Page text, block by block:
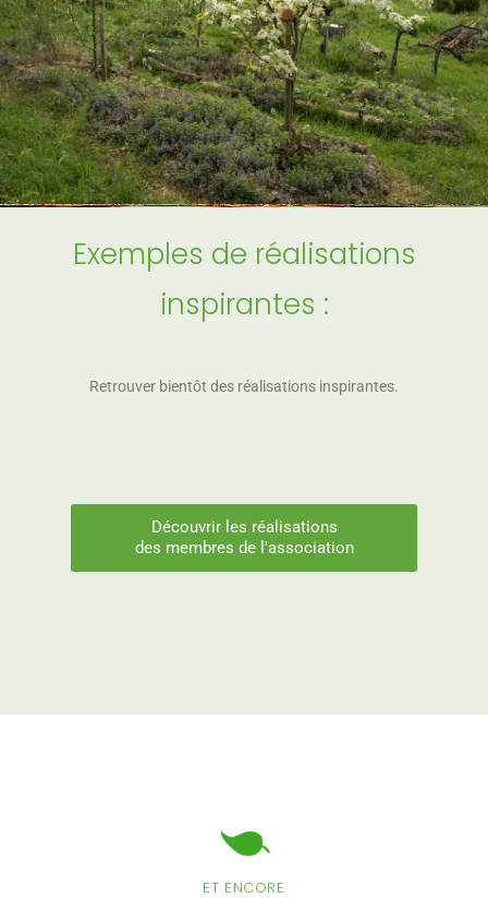
Exemples de réalisations
inspirantes :
Retrouver bientôt des réalisations inspirantes.
Découvrir les réalisations
des membres de l'association
ET ENCORE